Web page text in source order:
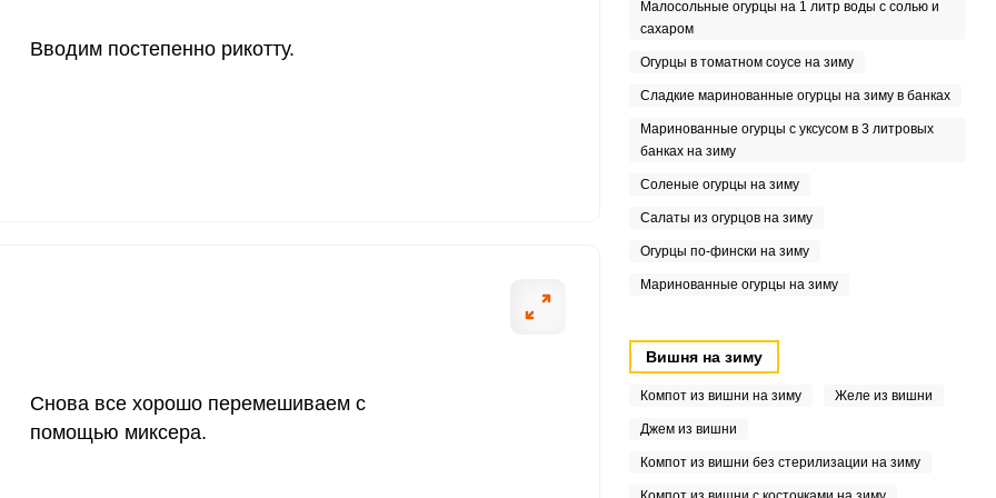
Вводим постепенно рикотту.
Снова все хорошо перемешиваем с
помощью миксера.
Малосольные огурцы на 1 литр воды с солью и
сахаром
Огурцы в томатном соусе на зиму
Сладкие маринованные огурцы на зиму в банках
Маринованные огурцы с уксусом в 3 литровых
банках на зиму
Соленые огурцы на зиму
Салаты из огурцов на зиму
Огурцы по-фински на зиму
Маринованные огурцы на зиму
Вишня на зиму
Компот из вишни на зиму Желе из вишни
Джем из вишни
Компот из вишни без стерилизации на зиму